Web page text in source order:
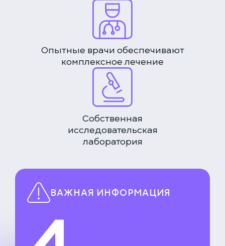
Опытные врачи обеспечивают
комплексное лечение
Собственная
исследовательская
лаборатория
ВАЖНАЯ ИНФОРМАЦИЯ